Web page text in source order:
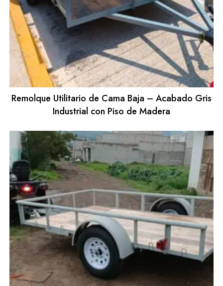
Remolque Utilitario de Cama Baja – Acabado Gris
Industrial con Piso de Madera